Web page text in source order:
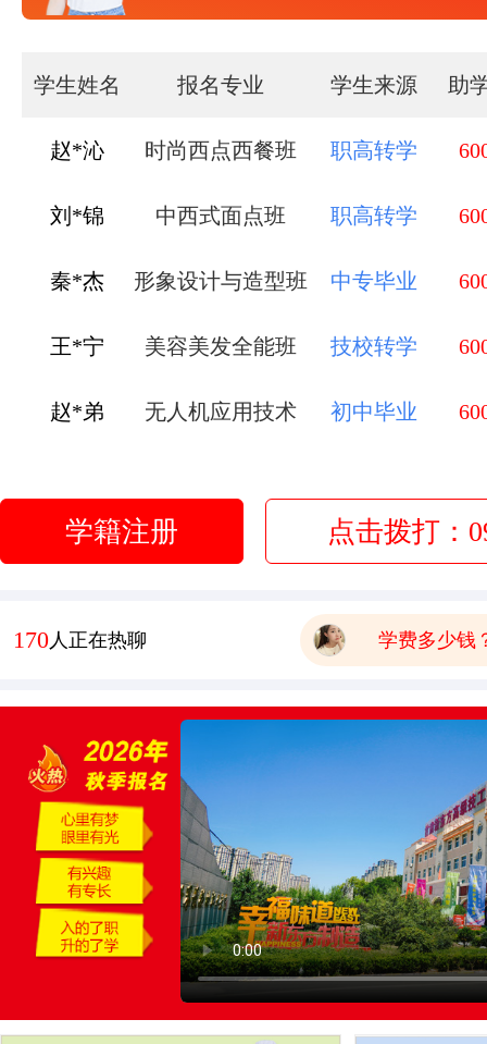
学生姓名 报名专业 学生来源 助
刘*锦 中西式面点班 职高转学
秦*杰 形象设计与造型班 中专毕业
王*宁 美容美发全能班 技校转学
赵*弟 无人机应用技术 初中毕业
李*莹 金典总厨班 初中毕业
庞*换 烹饪全能班 高中毕业
学籍注册 点击拨打：
228人正在热聊
可以去大型酒店或者面包房
有木有已经毕业的学生，